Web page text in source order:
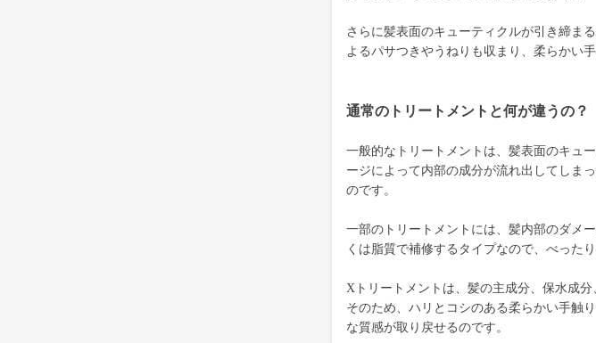
さらに髪表面のキューティクルが引き締ま
よるパサつきやうねりも収まり、柔らかい手
通常のトリートメントと何が違うの？
一般的なトリートメントは、髪表面のキュ
ージによって内部の成分が流れ出してしま
のです。
一部のトリートメントには、髪内部のダメ
くは脂質で補修するタイプなので、べった
Xトリートメントは、髪の主成分、保水成
そのため、ハリとコシのある柔らかい手触
な質感が取り戻せるのです。